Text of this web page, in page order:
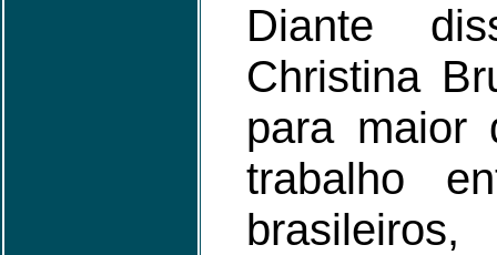
Diante
Christina
para maior
trabalho